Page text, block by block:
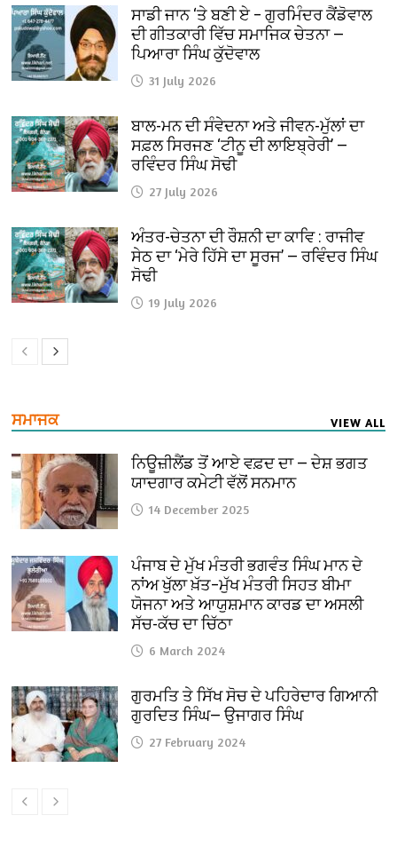
ਸਾਡੀ ਜਾਨ ‘ਤੇ ਬਣੀ ਏ – ਗੁਰਮਿੰਦਰ ਕੈਂਡੋਵਾਲ
ਦੀ ਗੀਤਕਾਰੀ ਵਿੱਚ ਸਮਾਜਿਕ ਚੇਤਨਾ —
ਪਿਆਰਾ ਸਿੰਘ ਕੁੱਦੋਵਾਲ
31 July 2026
ਬਾਲ-ਮਨ ਦੀ ਸੰਵੇਦਨਾ ਅਤੇ ਜੀਵਨ-ਮੁੱਲਾਂ ਦਾ
ਸਫ਼ਲ ਸਿਰਜਣ ‘ਟੀਨੂ ਦੀ ਲਾਇਬ੍ਰੇਰੀ’ —
ਰਵਿੰਦਰ ਸਿੰਘ ਸੋਢੀ
27 July 2026
ਅੰਤਰ-ਚੇਤਨਾ ਦੀ ਰੌਸ਼ਨੀ ਦਾ ਕਾਵਿ : ਰਾਜੀਵ
ਸੇਠ ਦਾ ‘ਮੇਰੇ ਹਿੱਸੇ ਦਾ ਸੂਰਜ’ — ਰਵਿੰਦਰ ਸਿੰਘ
ਸੋਢੀ
19 July 2026
ਸਮਾਜਕ VIEW ALL
ਨਿਊਜ਼ੀਲੈਂਡ ਤੋਂ ਆਏ ਵਫ਼ਦ ਦਾ — ਦੇਸ਼ ਭਗਤ
ਯਾਦਗਾਰ ਕਮੇਟੀ ਵੱਲੋਂ ਸਨਮਾਨ
14 December 2025
ਪੰਜਾਬ ਦੇ ਮੁੱਖ ਮੰਤਰੀ ਭਗਵੰਤ ਸਿੰਘ ਮਾਨ ਦੇ
ਨਾਂਅ ਖੁੱਲਾ ਖ਼ੱਤ–ਮੁੱਖ ਮੰਤਰੀ ਸਿਹਤ ਬੀਮਾ
ਯੋਜਨਾ ਅਤੇ ਆਯੁਸ਼ਮਾਨ ਕਾਰਡ ਦਾ ਅਸਲੀ
ਸੱਚ-ਕੱਚ ਦਾ ਚਿੱਠਾ
6 March 2024
ਗੁਰਮਤਿ ਤੇ ਸਿੱਖ ਸੋਚ ਦੇ ਪਹਿਰੇਦਾਰ ਗਿਆਨੀ
ਗੁਰਦਿਤ ਸਿੰਘ— ਉਜਾਗਰ ਸਿੰਘ
27 February 2024